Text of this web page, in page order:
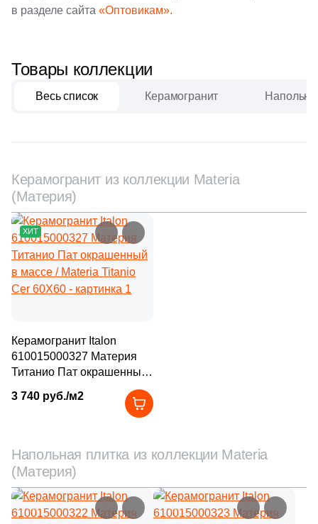
160x32 (
в разделе сайта «Оптовикам».
Товары коллекции
Весь список Керамогранит
Керамогранит из коллекции Materia
(Материя)
ХИТ
Керамогранит Italon
610015000327 Материя
Титанио Пат окрашенный
в массе / Materia Titanio
Cer 60X60
3 740 руб./м2
Напольная плитка из коллекции Materia
(Материя)